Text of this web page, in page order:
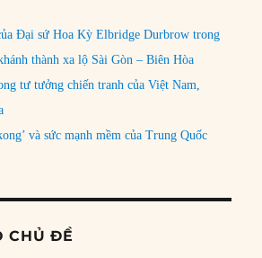
Đại sứ Hoa Kỳ Elbridge Durbrow trong
thành xa lộ Sài Gòn – Biên Hòa
tư tưởng chiến tranh của Việt Nam,
và sức mạnh mềm của Trung Quốc
CHỦ ĐỀ